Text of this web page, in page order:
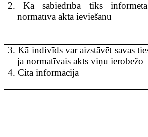
2. Kā sabiedrība tiks
norma­tīvā akta ieviešanu
3. Kā indivīds var aizstāvēt savas
ja normatīvais akts viņu ierobežo
4. Cita informācija